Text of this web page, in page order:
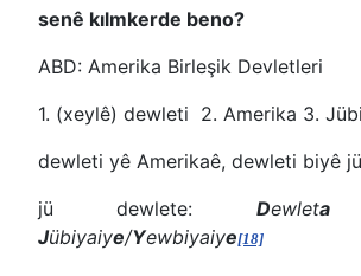
senê kılmkerde beno?
ABD: Amerika Birleşik Devletleri
1. (xeylê) dewleti 2. Amerika 3.
dewleti yê Amerikaê, dewleti biyê
jü dewlete: Dewleta
Jübiyaiye/Yewbiyaiye[18]